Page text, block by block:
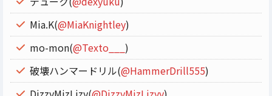
Mia.K(@MiaKnightley)
mo-mon(@Texto___ )
破壊ハンマードリル(@HammerDrill555)